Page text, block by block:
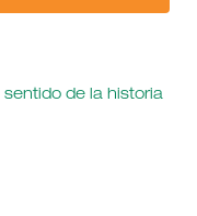
sentido de la historia